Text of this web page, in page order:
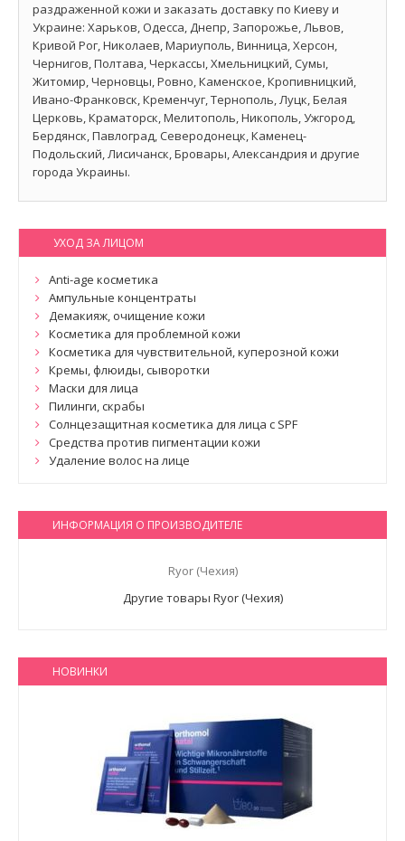
раздраженной кожи и заказать доставку по Киеву и
Украине: Харьков, Одесса, Днепр, Запорожье, Львов,
Кривой Рог, Николаев, Мариуполь, Винница, Херсон,
Чернигов, Полтава, Черкассы, Хмельницкий, Сумы,
Житомир, Черновцы, Ровно, Каменское, Кропивницкий,
Ивано-Франковск, Кременчуг, Тернополь, Луцк, Белая
Церковь, Краматорск, Мелитополь, Никополь, Ужгород,
Бердянск, Павлоград, Северодонецк, Каменец-
Подольский, Лисичанск, Бровары, Александрия и другие
города Украины.
УХОД ЗА ЛИЦОМ
Anti-age косметика
Ампульные концентраты
Демакияж, очищение кожи
Косметика для проблемной кожи
Косметика для чувствительной, куперозной кожи
Кремы, флюиды, сыворотки
Маски для лица
Пилинги, скрабы
Солнцезащитная косметика для лица с SPF
Средства против пигментации кожи
Удаление волос на лице
ИНФОРМАЦИЯ О ПРОИЗВОДИТЕЛЕ
Ryor (Чехия)
Другие товары Ryor (Чехия)
НОВИНКИ